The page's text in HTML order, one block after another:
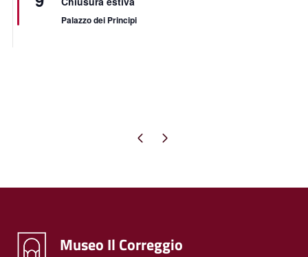
Palazzo dei Principi
Pagina precedente
Pagina successiva
Museo Il Correggio